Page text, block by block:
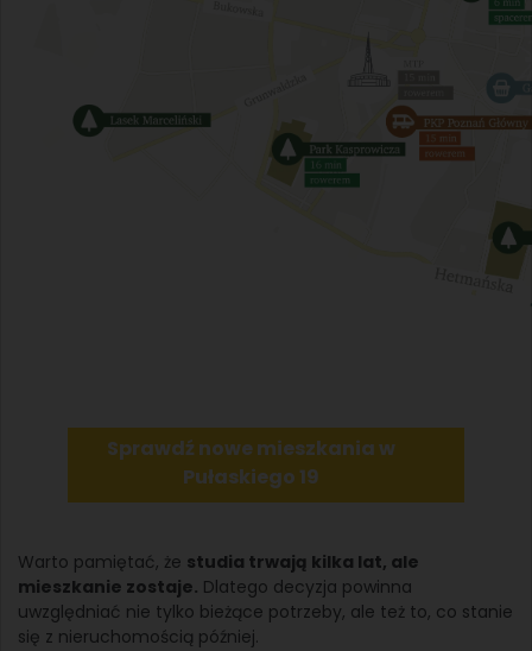
Sprawdź nowe mieszkania w
Pułaskiego 19
Warto pamiętać, że studia trwają kilka lat, ale
mieszkanie zostaje. Dlatego decyzja powinna
uwzględniać nie tylko bieżące potrzeby, ale też to, co stanie
się z nieruchomością później.